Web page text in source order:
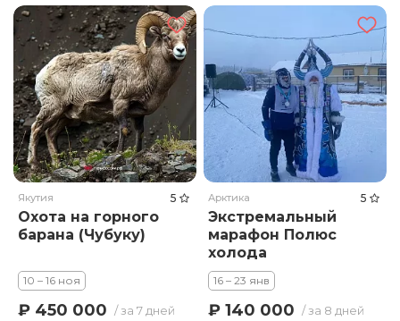
Якутия 5
Охота на горного
барана (Чубуку)
10 – 16 ноя
₽ 450 000 / за 7 дней
Арктика 5
Экстремальный
марафон Полюс
холода
16 – 23 янв
₽ 140 000 / за 8 дней